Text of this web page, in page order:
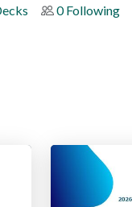
0 Following